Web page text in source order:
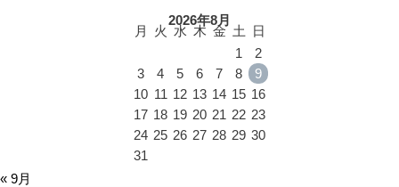
2026年8月
月 火 水 木 金 土
日
1
2
3
4 5 6 7 8
9
10 11 12 13 14 15 16
17 18 19 20 21 22 23
24 25 26 27 28 29 30
31
« 9月